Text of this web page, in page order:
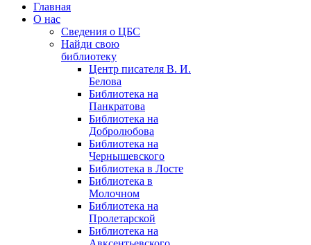
Главная
О нас
Сведения о ЦБС
Найди свою
библиотеку
Центр писателя В. И.
Белова
Библиотека на
Панкратова
Библиотека на
Добролюбова
Библиотека на
Чернышевского
Библиотека в Лосте
Библиотека в
Молочном
Библиотека на
Пролетарской
Библиотека на